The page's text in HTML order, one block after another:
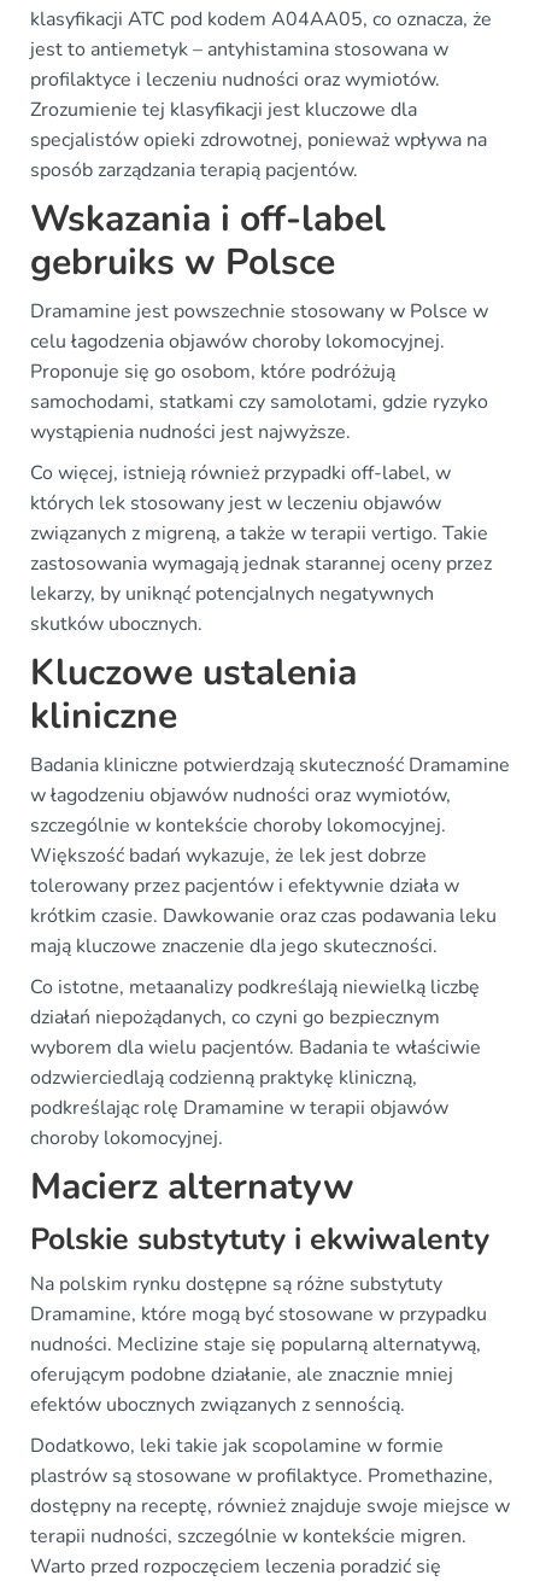
klasyfikacji ATC pod kodem A04AA05, co oznacza, że
jest to antiemetyk – antyhistamina stosowana w
profilaktyce i leczeniu nudności oraz wymiotów.
Zrozumienie tej klasyfikacji jest kluczowe dla
specjalistów opieki zdrowotnej, ponieważ wpływa na
sposób zarządzania terapią pacjentów.
Wskazania i off-label
gebruiks w Polsce
Dramamine jest powszechnie stosowany w Polsce w
celu łagodzenia objawów choroby lokomocyjnej.
Proponuje się go osobom, które podróżują
samochodami, statkami czy samolotami, gdzie ryzyko
wystąpienia nudności jest najwyższe.
Co więcej, istnieją również przypadki off-label, w
których lek stosowany jest w leczeniu objawów
związanych z migreną, a także w terapii vertigo. Takie
zastosowania wymagają jednak starannej oceny przez
lekarzy, by uniknąć potencjalnych negatywnych
skutków ubocznych.
Kluczowe ustalenia
kliniczne
Badania kliniczne potwierdzają skuteczność Dramamine
w łagodzeniu objawów nudności oraz wymiotów,
szczególnie w kontekście choroby lokomocyjnej.
Większość badań wykazuje, że lek jest dobrze
tolerowany przez pacjentów i efektywnie działa w
krótkim czasie. Dawkowanie oraz czas podawania leku
mają kluczowe znaczenie dla jego skuteczności.
Co istotne, metaanalizy podkreślają niewielką liczbę
działań niepożądanych, co czyni go bezpiecznym
wyborem dla wielu pacjentów. Badania te właściwie
odzwierciedlają codzienną praktykę kliniczną,
podkreślając rolę Dramamine w terapii objawów
choroby lokomocyjnej.
Macierz alternatyw
Polskie substytuty i ekwiwalenty
Na polskim rynku dostępne są różne substytuty
Dramamine, które mogą być stosowane w przypadku
nudności. Meclizine staje się popularną alternatywą,
oferującym podobne działanie, ale znacznie mniej
efektów ubocznych związanych z sennością.
Dodatkowo, leki takie jak scopolamine w formie
plastrów są stosowane w profilaktyce. Promethazine,
dostępny na receptę, również znajduje swoje miejsce w
terapii nudności, szczególnie w kontekście migren.
Warto przed rozpoczęciem leczenia poradzić się